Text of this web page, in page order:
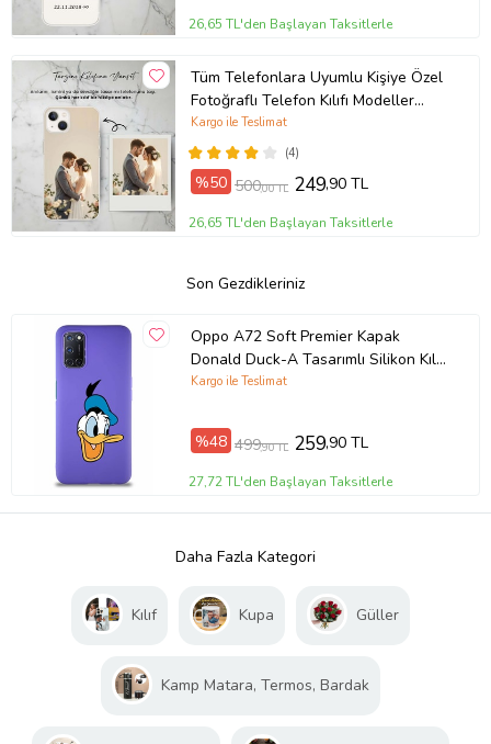
26,65 TL'den Başlayan Taksitlerle
Tüm Telefonlara Uyumlu Kişiye Özel
Fotoğraflı Telefon Kılıfı Modeller
Açıklamada
(4)
Kargo ile Teslimat
%50 500,00 TL 249,90 TL
26,65 TL'den Başlayan Taksitlerle
Son Gezdikleriniz
Oppo A72 Soft Premier Kapak
Donald Duck-A Tasarımlı Silikon Kılıf
- Mor (Şeffaf)
Kargo ile Teslimat
%48 499,90 TL 259,90 TL
27,72 TL'den Başlayan Taksitlerle
Daha Fazla Kategori
Kılıf Kupa Güller
Kamp Matara, Termos, Bardak